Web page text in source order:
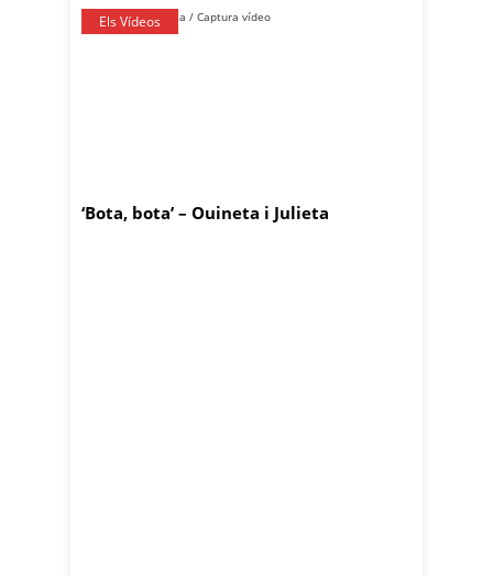
Els Vídeos
‘Bota, bota’ – Ouineta i Julieta